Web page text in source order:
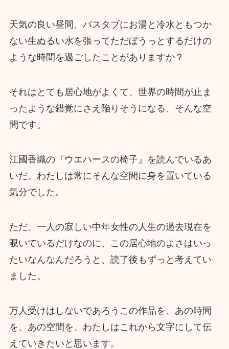
天気の良い昼間、バスタブにお湯と冷水ともつか
ない生ぬるい水を張ってただぼうっとするだけの
ような時間を過ごしたことがありますか？
それはとても居心地がよくて、世界の時間が止ま
ったような錯覚にさえ陥りそうになる、そんな空
間です。
江國香織の『ウエハースの椅子』を読んでいるあ
いだ、わたしは常にそんな空間に身を置いている
気分でした。
ただ、一人の寂しい中年女性の人生の過去現在を
覗いているだけなのに、この居心地のよさはいっ
たいなんなんだろうと、読了後もずっと考えてい
ました。
万人受けはしないであろうこの作品を、あの時間
を、あの空間を、わたしはこれから文字にして伝
えていきたいと思います。